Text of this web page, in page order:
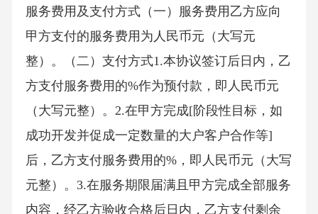
服务费用及支付方式（一）服务费用乙方应向
甲方支付的服务费用为人民币元（大写元
整）。（二）支付方式1.本协议签订后日内，乙
方支付服务费用的%作为预付款，即人民币元
（大写元整）。2.在甲方完成[阶段性目标，如
成功开发并促成一定数量的大户客户合作等]
后，乙方支付服务费用的%，即人民币元（大写
元整）。3.在服务期限届满且甲方完成全部服务
内容，经乙方验收合格后日内，乙方支付剩余